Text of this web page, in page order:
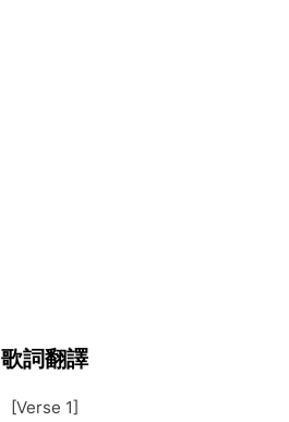
歌詞翻譯
[Verse 1]